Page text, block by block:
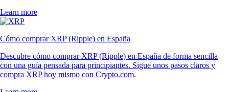
Learn more
Cómo comprar XRP (Ripple) en España
Descubre cómo comprar XRP (Ripple) en España de forma sencilla
con una guía pensada para principiantes. Sigue unos pasos claros y
compra XRP hoy mismo con Crypto.com.